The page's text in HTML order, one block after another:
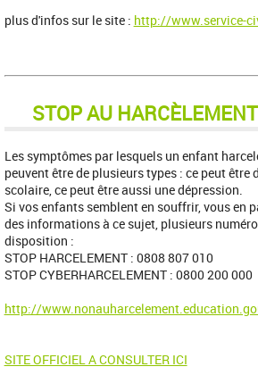
plus d'infos sur le site : http://www.service-
STOP AU
Les symptômes par lesquels un enfant
peuvent être de plusieurs types : ce peut être
scolaire, ce peut être aussi une dépression.
Si vos enfants semblent en souffrir, vous en
des informations à ce sujet, plusieurs
disposition :
STOP HARCELEMENT : 0808 807 010
STOP CYBERHARCELEMENT : 0800 200 000
http://
SITE OFFICIEL A CONSULTER ICI